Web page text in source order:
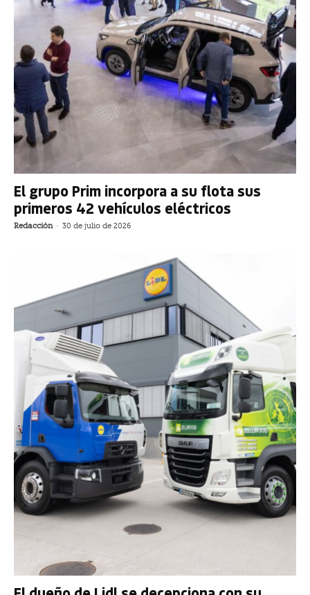
El grupo Prim incorpora a su flota sus
primeros 42 vehículos eléctricos
Redacción - 30 de julio de 2026